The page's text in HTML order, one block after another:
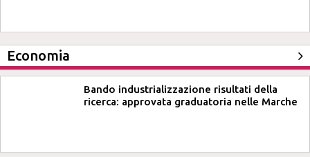
Economia
Bando industrializzazione risultati della
ricerca: approvata graduatoria nelle Marche